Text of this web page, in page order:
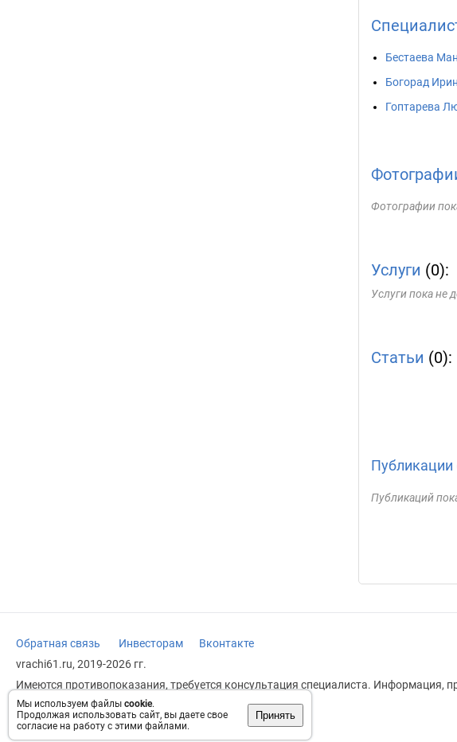
Мы используем файлы cookie.
Продолжая использовать сайт, вы даете свое
согласие на работу с этими файлами.
Принять
Бестаева
Богорад
Гоптарева
Фотографии
Услуги (0):
Услуги пока не
Статьи (0):
Публикации
Публикаций
Обратная связь Инвесторам
Вконтакте
vrachi61.ru, 2019-2026 гг.
Имеются противопоказания, требуется консультация специалиста. Информация,
заменяет прием врача.
Возрастное ограничение: 18+